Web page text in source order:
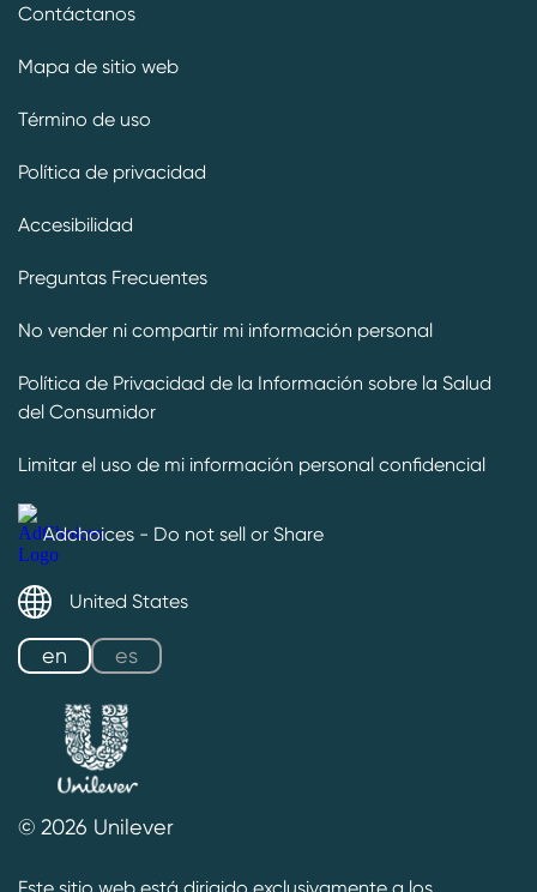
Contáctanos
Mapa de sitio web
Término de uso
Política de privacidad
Accesibilidad
Preguntas Frecuentes
No vender ni compartir mi información personal
Política de Privacidad de la Información sobre la Salud
del Consumidor
Limitar el uso de mi información personal confidencial
Adchoices - Do not sell or Share
United States
en es
© 2026 Unilever
Este sitio web está dirigido exclusivamente a los